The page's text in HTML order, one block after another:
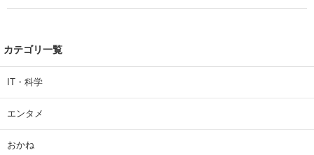
カテゴリ一覧
IT・科学
エンタメ
おかね